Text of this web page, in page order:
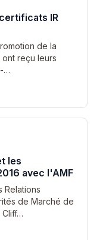
IR
de la
ont reçu leurs
…
les
avec l'AMF
Relations
de Marché de
Cliff…